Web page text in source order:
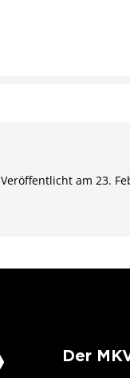
Veröffentlicht am 23.
Der